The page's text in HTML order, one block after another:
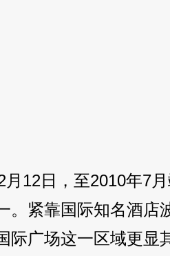
月12日，至2010年7
。紧靠国际知名酒店
际广场这一区域更显